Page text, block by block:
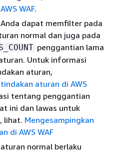
WAF.
dapat memfilter pada
normal dan juga pada
penggantian lama
Untuk informasi
aturan,
aturan di AWS
tentang penggantian
ini dan lawas untuk
lihat. Mengesampingkan
di AWS WAF
normal berlaku